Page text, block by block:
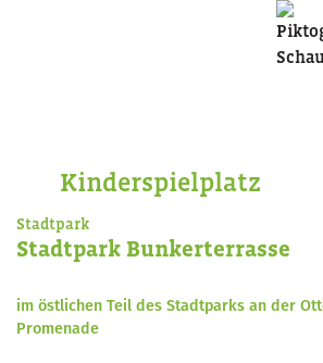
Kinderspielplatz
Stadtpark
Stadtpark Bunkerterrasse
im östlichen Teil des Stadtparks an der
Promenade